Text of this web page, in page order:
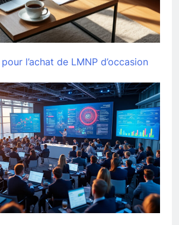
l’achat de LMNP d’occasion